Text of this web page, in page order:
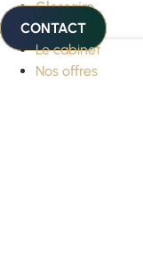
Glossaire
CONTACT
Le cabinet
Nos offres